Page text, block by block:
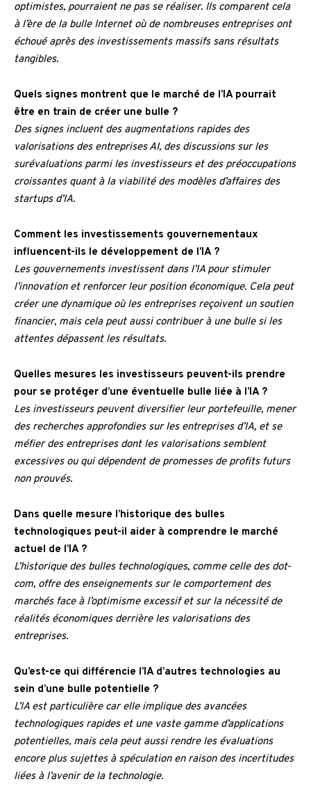
optimistes, pourraient ne pas se réaliser. Ils comparent cela
à l’ère de la bulle Internet où de nombreuses entreprises ont
échoué après des investissements massifs sans résultats
tangibles.
Quels signes montrent que le marché de l’IA pourrait
être en train de créer une bulle ?
Des signes incluent des augmentations rapides des
valorisations des entreprises AI, des discussions sur les
surévaluations parmi les investisseurs et des préoccupations
croissantes quant à la viabilité des modèles d’affaires des
startups d’IA.
Comment les investissements gouvernementaux
influencent-ils le développement de l’IA ?
Les gouvernements investissent dans l’IA pour stimuler
l’innovation et renforcer leur position économique. Cela peut
créer une dynamique où les entreprises reçoivent un soutien
financier, mais cela peut aussi contribuer à une bulle si les
attentes dépassent les résultats.
Quelles mesures les investisseurs peuvent-ils prendre
pour se protéger d’une éventuelle bulle liée à l’IA ?
Les investisseurs peuvent diversifier leur portefeuille, mener
des recherches approfondies sur les entreprises d’IA, et se
méfier des entreprises dont les valorisations semblent
excessives ou qui dépendent de promesses de profits futurs
non prouvés.
Dans quelle mesure l’historique des bulles
technologiques peut-il aider à comprendre le marché
actuel de l’IA ?
L’historique des bulles technologiques, comme celle des dot-
com, offre des enseignements sur le comportement des
marchés face à l’optimisme excessif et sur la nécessité de
réalités économiques derrière les valorisations des
entreprises.
Qu’est-ce qui différencie l’IA d’autres technologies au
sein d’une bulle potentielle ?
L’IA est particulière car elle implique des avancées
technologiques rapides et une vaste gamme d’applications
potentielles, mais cela peut aussi rendre les évaluations
encore plus sujettes à spéculation en raison des incertitudes
liées à l’avenir de la technologie.